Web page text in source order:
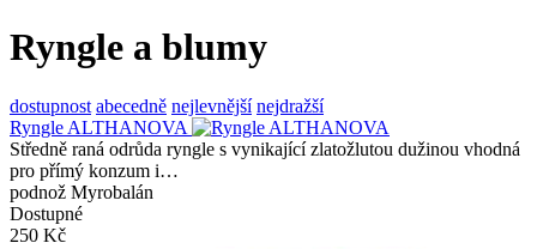
Ryngle a blumy
dostupnost abecedně nejlevnější nejdražší
Ryngle ALTHANOVA
Středně raná odrůda ryngle s vynikající zlatožlutou dužinou vhodná
pro přímý konzum i…
podnož Myrobalán
Dostupné
250 Kč